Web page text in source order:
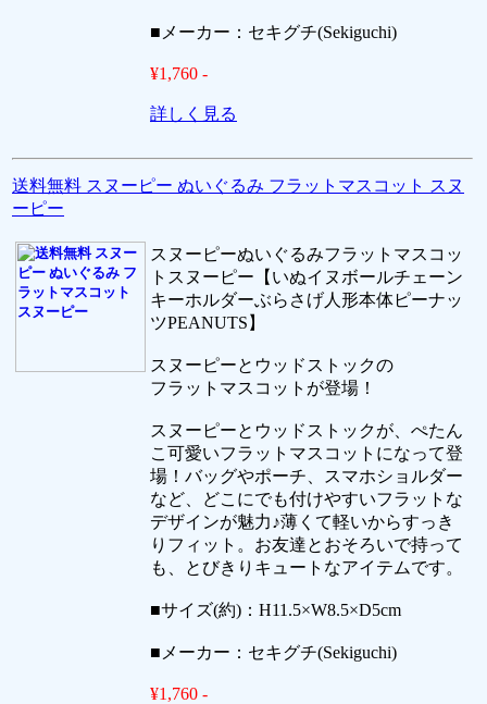
■メーカー：セキグチ(Sekiguchi)
¥1,760 -
詳しく見る
送料無料 スヌーピー ぬいぐるみ フラットマスコット スヌ
ーピー
スヌーピーぬいぐるみフラットマスコッ
トスヌーピー【いぬイヌボールチェーン
キーホルダーぶらさげ人形本体ピーナッ
ツPEANUTS】
スヌーピーとウッドストックの
フラットマスコットが登場！
スヌーピーとウッドストックが、ぺたん
こ可愛いフラットマスコットになって登
場！バッグやポーチ、スマホショルダー
など、どこにでも付けやすいフラットな
デザインが魅力♪薄くて軽いからすっき
りフィット。お友達とおそろいで持って
も、とびきりキュートなアイテムです。
■サイズ(約)：H11.5×W8.5×D5cm
■メーカー：セキグチ(Sekiguchi)
¥1,760 -